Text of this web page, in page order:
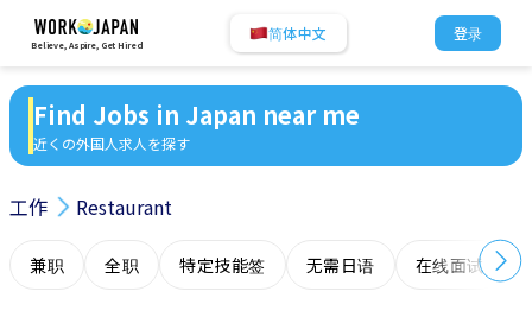
Believe, Aspire, Get Hired
简体中文 登录
Find Jobs in Japan near me
近くの外国人求人を探す
工作 Restaurant
兼职 全职 特定技能签 无需日语 在线面试